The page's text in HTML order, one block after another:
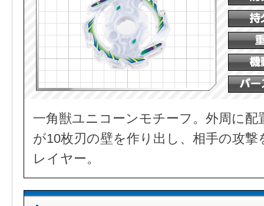
一角獣ユニコーンモチーフ。外周に
が10枚刃の壁を作り出し、相手の攻
レイヤー。